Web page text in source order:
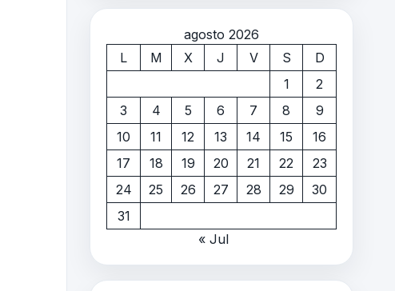
agosto 2026
L
M X J V S
D
1
2
3
4 5 6 7 8
9
10
11 12 13 14 15
16
17
18 19 20 21 22
23
24
25 26 27 28 29
30
31
« Jul